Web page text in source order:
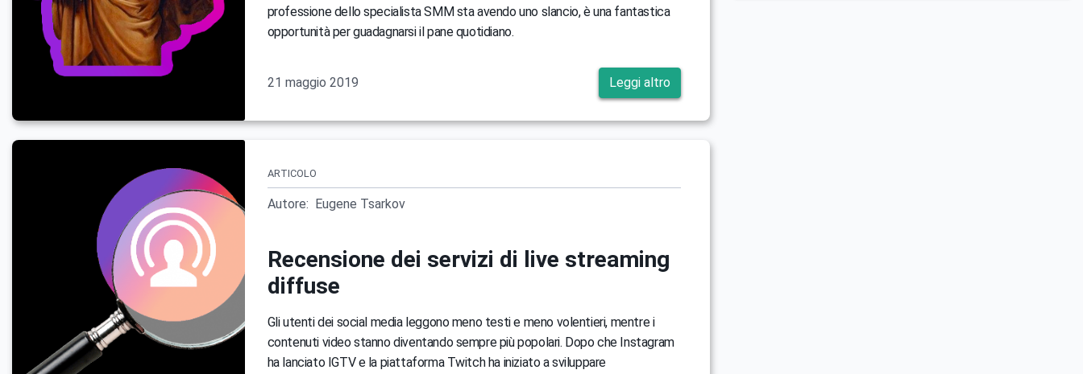
professione dello specialista SMM sta avendo uno slancio, è una fantastica
opportunità per guadagnarsi il pane quotidiano.
21 maggio 2019 Leggi altro
ARTICOLO
Autore: Eugene Tsarkov
Recensione dei servizi di live streaming
diffuse
Gli utenti dei social media leggono meno testi e meno volentieri, mentre i
contenuti video stanno diventando sempre più popolari. Dopo che Instagram
ha lanciato IGTV e la piattaforma Twitch ha iniziato a sviluppare